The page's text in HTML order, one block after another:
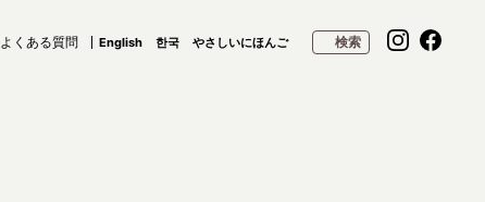
よくある質問 English 한국 やさしいにほんご 検索